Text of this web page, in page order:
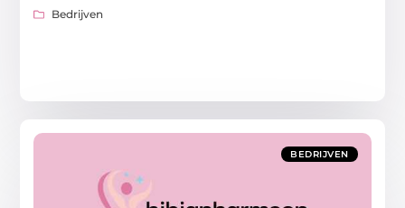
Bedrijven
BEDRIJVEN